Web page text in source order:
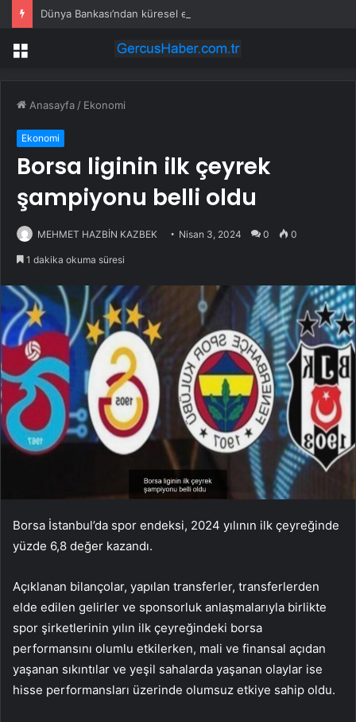
Dünya Bankası’ndan küresel ekonomik kriz uyarısı
Menü
Anasayfa / Ekonomi
Ekonomi
Borsa liginin ilk çeyrek
şampiyonu belli oldu
MEHMET HAZBİN KAZBEK Nisan 3, 2024 0 0
1 dakika okuma süresi
Borsa İstanbul’da spor endeksi, 2024 yılının ilk çeyreğinde
yüzde 6,8 değer kazandı.
Açıklanan bilançolar, yapılan transferler, transferlerden
elde edilen gelirler ve sponsorluk anlaşmalarıyla birlikte
spor şirketlerinin yılın ilk çeyreğindeki borsa
performansını olumlu etkilerken, mali ve finansal açıdan
yaşanan sıkıntılar ve yeşil sahalarda yaşanan olaylar ise
hisse performansları üzerinde olumsuz etkiye sahip oldu.